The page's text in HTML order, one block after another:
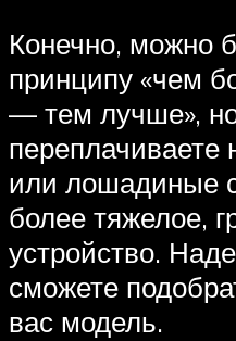
Конечно, можно
принципу «чем
— тем лучше»,
переплачиваете
или лошадиные
более тяжелое,
устройство.
сможете
вас модель.